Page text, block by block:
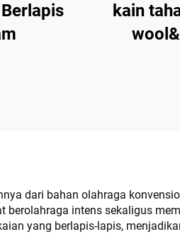
kain
dari bahan olahraga
berolahraga intens sekaligus
yang berlapis-lapis,